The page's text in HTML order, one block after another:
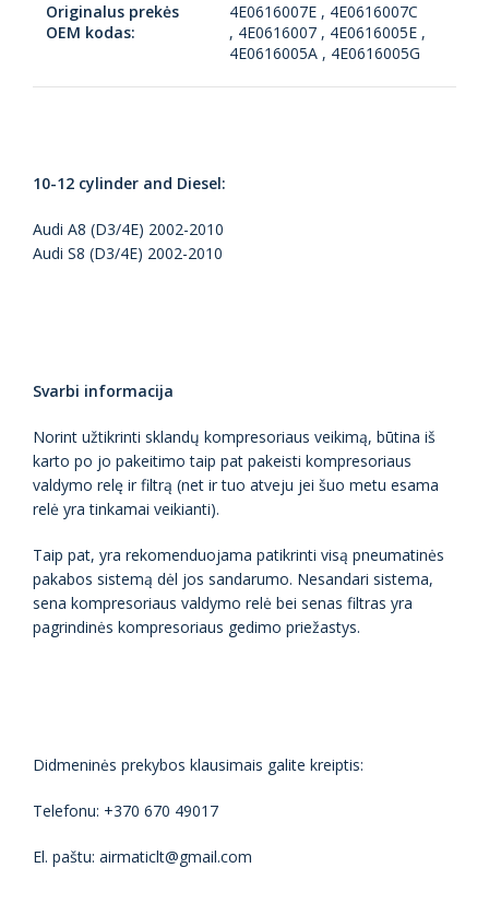
Originalus prekės
OEM kodas:
4E0616007E , 4E0616007C
, 4E0616007 , 4E0616005E ,
4E0616005A , 4E0616005G
10-12 cylinder and Diesel:
Audi A8 (D3/4E) 2002-2010
Audi S8 (D3/4E) 2002-2010
Svarbi informacija
Norint užtikrinti sklandų kompresoriaus veikimą, būtina iš
karto po jo pakeitimo taip pat pakeisti kompresoriaus
valdymo relę ir filtrą (net ir tuo atveju jei šuo metu esama
relė yra tinkamai veikianti).
Taip pat, yra rekomenduojama patikrinti visą pneumatinės
pakabos sistemą dėl jos sandarumo. Nesandari sistema,
sena kompresoriaus valdymo relė bei senas filtras yra
pagrindinės kompresoriaus gedimo priežastys.
Didmeninės prekybos klausimais galite kreiptis:
Telefonu: +370 670 49017
El. paštu: airmaticlt@gmail.com